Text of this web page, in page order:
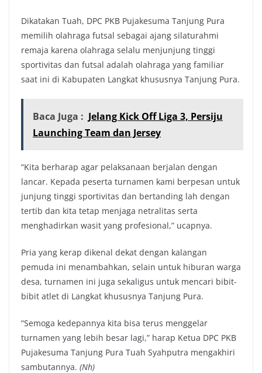
Dikatakan Tuah, DPC PKB Pujakesuma Tanjung Pura
memilih olahraga futsal sebagai ajang silaturahmi
remaja karena olahraga selalu menjunjung tinggi
sportivitas dan futsal adalah olahraga yang familiar
saat ini di Kabupaten Langkat khususnya Tanjung Pura.
Baca Juga : Jelang Kick Off Liga 3, Persiju
Launching Team dan Jersey
“Kita berharap agar pelaksanaan berjalan dengan
lancar. Kepada peserta turnamen kami berpesan untuk
junjung tinggi sportivitas dan bertanding lah dengan
tertib dan kita tetap menjaga netralitas serta
menghadirkan wasit yang profesional,” ucapnya.
Pria yang kerap dikenal dekat dengan kalangan
pemuda ini menambahkan, selain untuk hiburan warga
desa, turnamen ini juga sekaligus untuk mencari bibit-
bibit atlet di Langkat khususnya Tanjung Pura.
“Semoga kedepannya kita bisa terus menggelar
turnamen yang lebih besar lagi,” harap Ketua DPC PKB
Pujakesuma Tanjung Pura Tuah Syahputra mengakhiri
sambutannya. (Nh)